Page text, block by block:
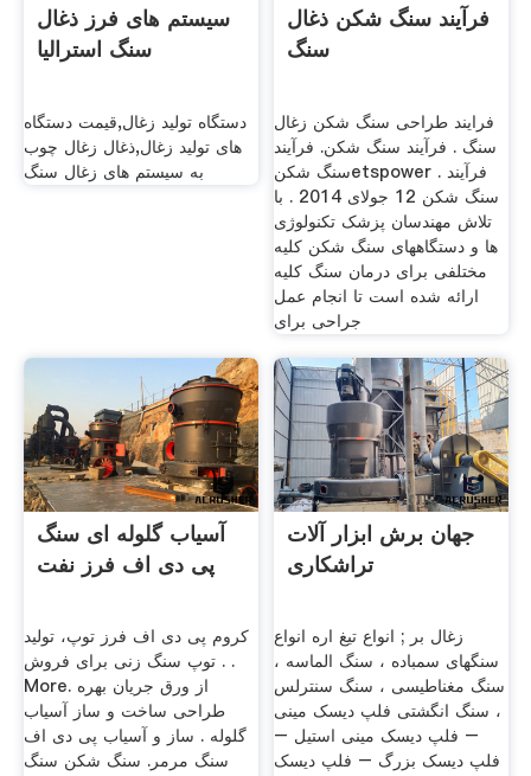
سیستم های فرز ذغال
سنگ استرالیا
دستگاه تولید زغال,قیمت دستگاه
های تولید زغال,ذغال زغال چوب
به سیستم های زغال سنگ
فرآیند سنگ شکن ذغال
سنگ
فرایند طراحی سنگ شکن زغال
سنگ . فرآیند سنگ شکن. فرآیند
سنگ شکنetspower . فرآیند
سنگ شکن 12 جولای 2014 . با
تلاش مهندسان پزشک تکنولوژی
ها و دستگاههای سنگ شکن کلیه
مختلفی برای درمان سنگ کلیه
ارائه شده است تا انجام عمل
جراحی برای
آسیاب گلوله ای سنگ
پی دی اف فرز نفت
کروم پی دی اف فرز توپ، تولید
. توپ سنگ زنی برای فروش .
More. از ورق جریان بهره
طراحی ساخت و ساز آسیاب
گلوله . ساز و آسیاب پی دی اف
سنگ مرمر. سنگ شکن سنگ
جهان برش ابزار آلات
تراشکاری
زغال بر ; انواع تیغ اره انواع
سنگهای سمباده ، سنگ الماسه ،
سنگ مغناطیسی ، سنگ سنترلس
، سنگ انگشتی فلپ دیسک مینی
– فلپ دیسک مینی استیل –
فلپ دیسک بزرگ – فلپ دیسک